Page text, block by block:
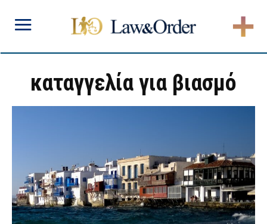
καταγγελία για βιασμό